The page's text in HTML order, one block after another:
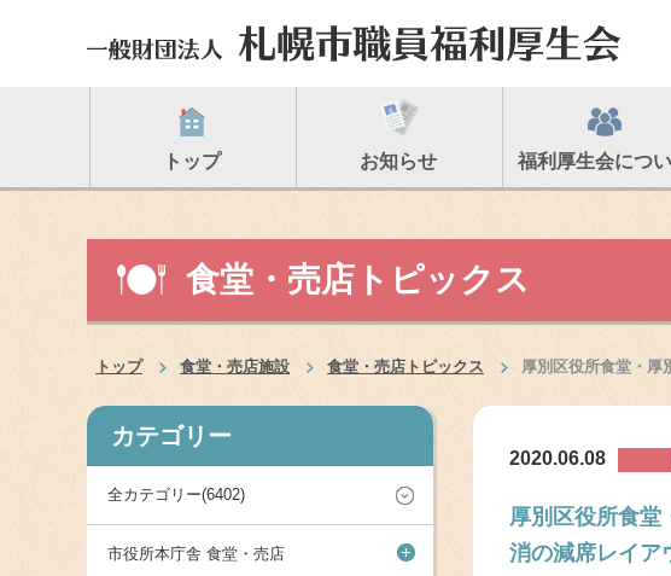
トップ お知らせ 福利厚生会につ
食堂・売店トピックス
トップ 食堂・売店施設 食堂・売店トピックス 厚別区役所食堂・
カテゴリー
全カテゴリー(6402)
市役所本庁舎 食堂・売店 +
2020.06.08
厚別区役所食
消の減席レイア